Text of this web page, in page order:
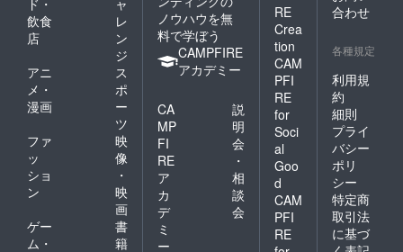
ド・
飲食
店
ャ
レ
ン
ジ
アニ
メ・
漫画
ス
ポ
ー
ツ
ファ
ッ
ショ
ン
映
像
・
映
画
ゲー
ム・
書
籍
ノウハウを無
料で学ぼう
CAMPFIRE
アカデミー
CA
MP
FI
RE
ア
カ
デ
ミ
ー
説
明
会
・
相
談
会
RE
Crea
tion
CAM
PFI
RE
for
Soci
al
Goo
d
CAM
PFI
RE
合わせ
各種規定
利用規
約
細則
プライ
バシー
ポリ
シー
特定商
取引法
に基づ